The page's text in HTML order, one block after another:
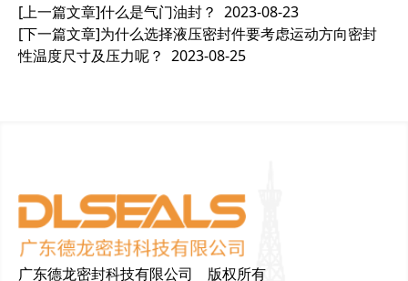
[上一篇文章]什么是气门油封？ 2023-08-23
[下一篇文章]为什么选择液压密封件要考虑运动方向密封
性温度尺寸及压力呢？ 2023-08-25
广东德龙密封科技有限公司 版权所有